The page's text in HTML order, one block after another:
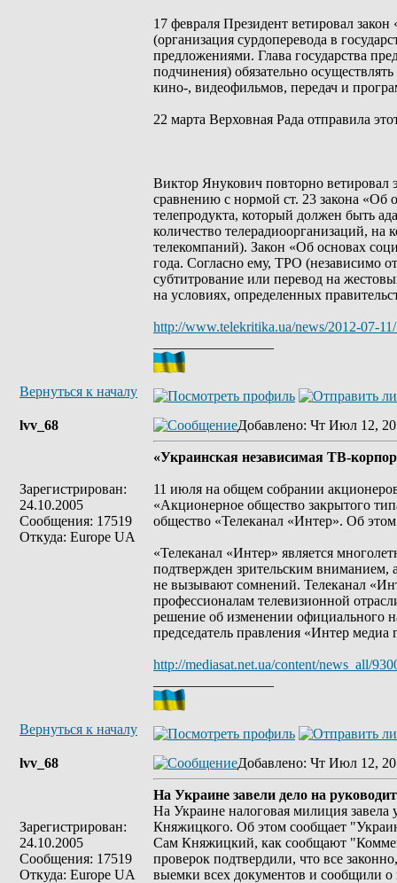
17 февраля Президент ветировал
(организация сурдоперевода в
предложениями. Глава государства
подчинения) обязательно
кино-, видеофильмов, передач и
22 марта Верховная Рада отправила
Виктор Янукович повторно ветировал
сравнению с нормой ст. 23 закона «Об
телепродукта, который должен быть
количество телерадиоорганизаций, на
телекомпаний). Закон «Об основах
года. Согласно ему, ТРО (независимо
субтитрование или перевод на
на условиях, определенных
http://www.telekritika.ua/news/2012-07-
Вернуться к началу
lvv_68
Зарегистрирован:
24.10.2005
Сообщения: 17519
Откуда: Europe UA
Добавлено: Чт Июл 12,
«Украинская независимая ТВ-
11 июля на общем собрании
«Акционерное общество закрытого
общество «Телеканал «Интер». Об
«Телеканал «Интер» является
подтвержден зрительским вниманием,
не вызывают сомнений. Телеканал
профессионалам телевизионной
решение об изменении официального
председатель правления «Интер медиа
http://mediasat.net.ua/content/news_all/
Вернуться к началу
lvv_68
Зарегистрирован:
24.10.2005
Сообщения: 17519
Откуда: Europe UA
Добавлено: Чт Июл 12,
На Украине завели дело на
На Украине налоговая милиция завела
Княжицкого. Об этом сообщает
Сам Княжицкий, как сообщают
проверок подтвердили, что все
выемки всех документов и сообщили